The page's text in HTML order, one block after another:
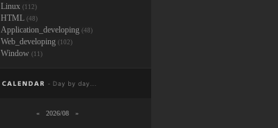
Linux (112)
HTML (48)
Application_developing (48)
Web_developing (102)
Window (11)
« 2026/08 »